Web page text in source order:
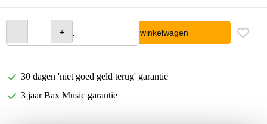
In winkelwagen
30 dagen 'niet goed geld terug' garantie
3 jaar Bax Music garantie